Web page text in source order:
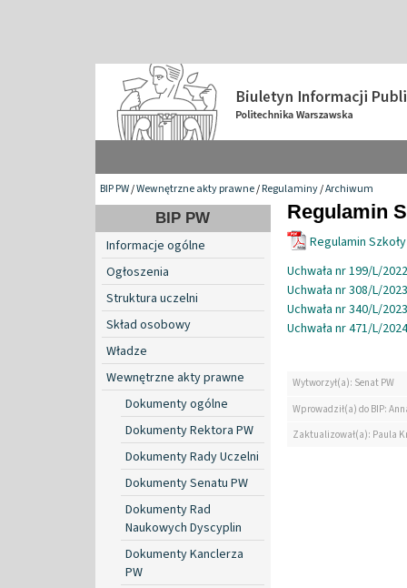
BIP PW/Wewnętrzne akty prawne/Regulaminy/Archiwum
BIP PW
Informacje ogólne
Ogłoszenia
Struktura uczelni
Skład osobowy
Władze
Wewnętrzne akty prawne
Dokumenty ogólne
Dokumenty Rektora PW
Dokumenty Rady Uczelni
Dokumenty Senatu PW
Dokumenty Rad
Naukowych Dyscyplin
Dokumenty Kanclerza
PW
Regulamin
Regulamin
Uchwała nr 199/L/
Uchwała nr 308/L/
Uchwała nr 340/L/
Uchwała nr 471/L/
Wytworzył(a): Senat PW
Wprowadził(a) do BIP:
Zaktualizował(a): Paula